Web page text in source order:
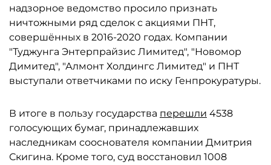
надзорное ведомство просило признать
ничтожными ряд сделок с акциями ПНТ,
совершённых в 2016-2020 годах. Компании
"Туджунга Энтерпрайзис Лимитед", "Новомор
Димитед", "Алмонт Холдингс Лимитед" и ПНТ
выступали ответчиками по иску Генпрокуратуры.
В итоге в пользу государства перешли 4538
голосующих бумаг, принадлежавших
наследникам сооснователя компании Дмитрия
Скигина. Кроме того, суд восстановил 1008